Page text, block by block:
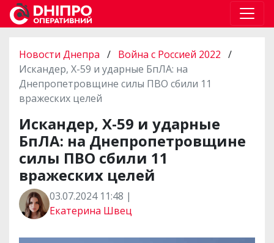
Новости Днепра / Война с Россией 2022 /
Искандер, Х-59 и ударные БпЛА: на
Днепропетровщине силы ПВО сбили 11
вражеских целей
Искандер, Х-59 и ударные
БпЛА: на Днепропетровщине
силы ПВО сбили 11
вражеских целей
03.07.2024 11:48 |
Екатерина Швец